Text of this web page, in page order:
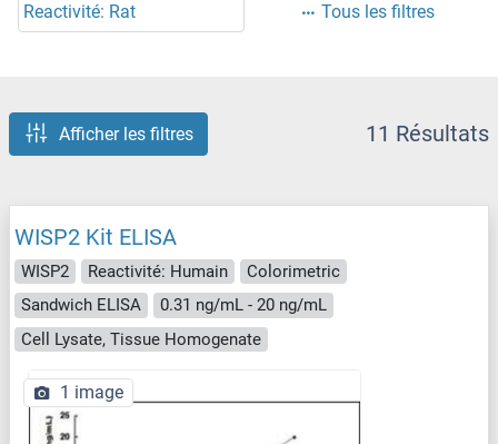
Reactivité: Rat Tous les filtres
Afficher les filtres 11 Résultats
WISP2 Kit ELISA
WISP2 Reactivité: Humain
Colorimetric
Sandwich ELISA
0.31 ng/mL - 20 ng/mL
Cell Lysate, Tissue Homogenate
1 image